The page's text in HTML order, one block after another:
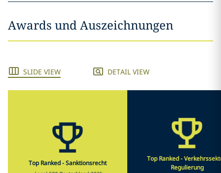
Awards und Auszeichnungen
SLIDE VIEW DETAIL VIEW
Top Ranked - Sanktionsrecht
Top Ranked -
Regulierung